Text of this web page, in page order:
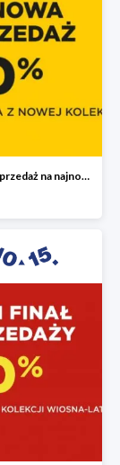
Sezonowa wyprzedaż na najnowszą kolekcję do -50%